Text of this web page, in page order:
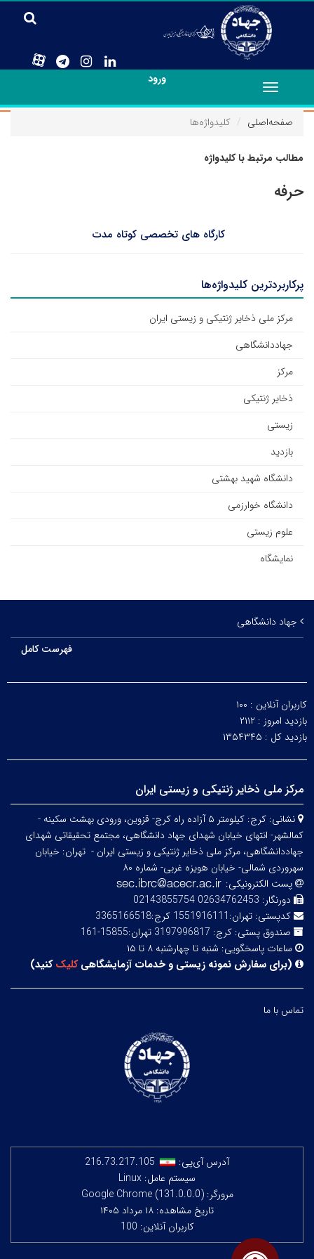
ورود
Toggle
navigation
صفحه‌اصلی
کلیدواژه‌ها
مطالب مرتبط با کلیدواژه
حرفه
کارگاه های تخصصی کوتاه مدت
پرکاربردترین کلیدواژه‌ها
مرکز ملی ذخایر ژنتیکی و زیستی ایران
جهاددانشگاهی
مرکز
ذخایر ژنتیکی
زیستی
بازدید
دانشگاه شهید بهشتی
دانشگاه خوارزمی
علوم زیستی
نمایشگاه
جهاد دانشگاهی
فهرست کامل
کاربران آنلاین : ۱۰۰
بازدید امروز : ۲۱۱۲
بازدید کل : ۱۳۵۴۳۴۵
مرکز ملی ذخایر ژنتیکی و زیستی ایران
نشانی:
کرج: کیلومتر ۵ آزاده راه کرج- قزوین، ورودی بهشت سکینه -
کمالشهر- انتهای خیابان شهدای جهاد دانشگاهی، مجتمع تحقیقاتی شهدای
جهاددانشگاهی، مرکز ملی ذخایر ژنتیکی و زیستی ایران - تهران: خیابان
سهروردی شمالی- خیابان هویزه غربی- شماره ۸۰
پست الکترونیکی:
دورنگار: 02634762453 02143855754
کدپستی: تهران:1551916111 کرج:3365166518
صندوق پستی: کرج: 3197996817 تهران:15855-161
ساعات پاسخگویی: شنبه تا چهارشنبه ۸ تا ۱۵
(برای سفارش نمونه زیستی و خدمات آزمایشگاهیکلیککنید)
تماس با ما
آدرس آی‌پی:
216.73.217.105
سیستم عامل: Linux
مرورگر: Google Chrome (131.0.0.0)
تاریخ مشاهده: ۱۸ مرداد ۱۴۰۵
کاربران آنلاین: 100